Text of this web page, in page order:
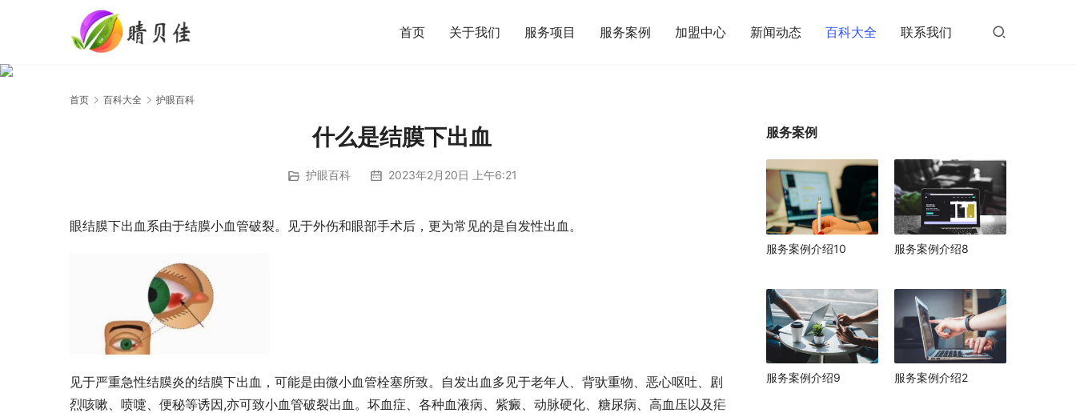
首页 关于我们 服务项目 服务案例 加盟中心 新闻动态 百科大全 联系我们
首页 百科大全 护眼百科
什么是结膜下出血
护眼百科 2023年2月20日 上午6:21
眼结膜下出血系由于结膜小血管破裂。见于外伤和眼部手术后，更为常见的是自发性出血。
见于严重急性结膜炎的结膜下出血，可能是由微小血管栓塞所致。自发出血多见于老年人、背驮重物、恶心呕吐、剧
烈咳嗽、喷嚏、便秘等诱因,亦可致小血管破裂出血。坏血症、各种血液病、紫癜、动脉硬化、糖尿病、高血压以及疟
服务案例
服务案例介绍10 服务案例介绍8
服务案例介绍9 服务案例介绍2